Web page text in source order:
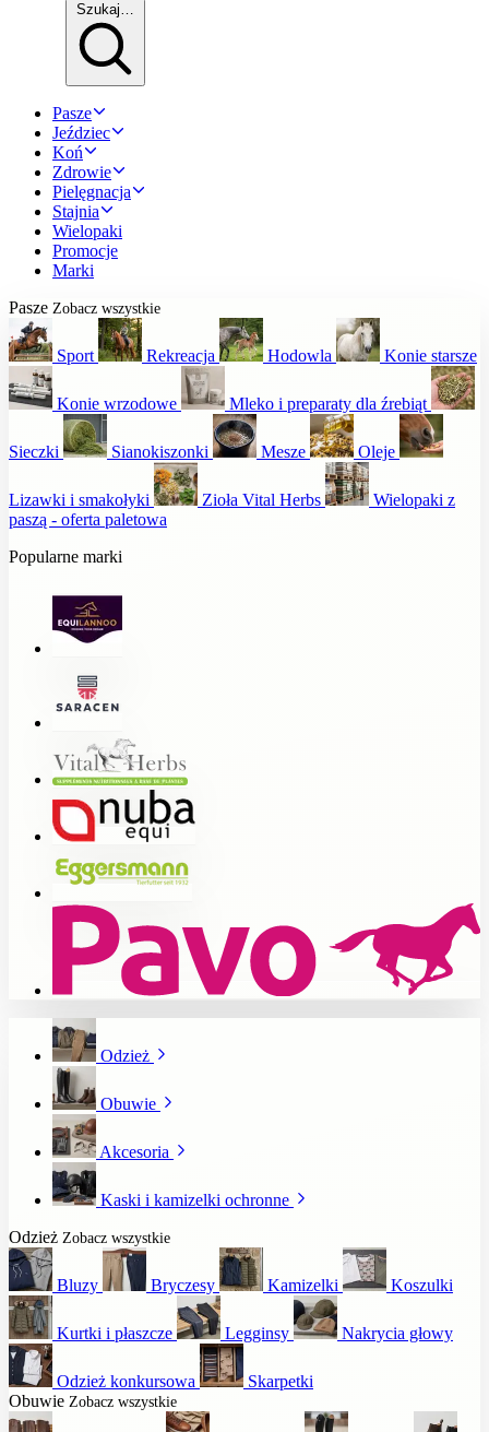
Szukaj…
Pasze
Jeździec
Koń
Zdrowie
Pielęgnacja
Stajnia
Wielopaki
Promocje
Marki
Pasze Zobacz wszystkie
Sport Rekreacja Hodowla Konie starsze
Konie wrzodowe Mleko i preparaty dla źrebiąt
Sieczki Sianokiszonki Mesze Oleje
Lizawki i smakołyki Zioła Vital Herbs
Wielopaki z
paszą - oferta paletowa
Popularne marki
Odzież
Obuwie
Akcesoria
Kaski i kamizelki ochronne
Odzież Zobacz wszystkie
Bluzy Bryczesy Kamizelki Koszulki
Kurtki i płaszcze Legginsy Nakrycia głowy
Odzież konkursowa
Skarpetki
Obuwie Zobacz wszystkie